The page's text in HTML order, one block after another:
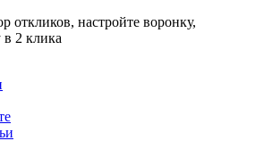
откликов, настройте воронку,
в 2 клика